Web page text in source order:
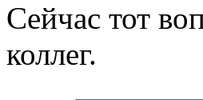
Сейчас тот
коллег.